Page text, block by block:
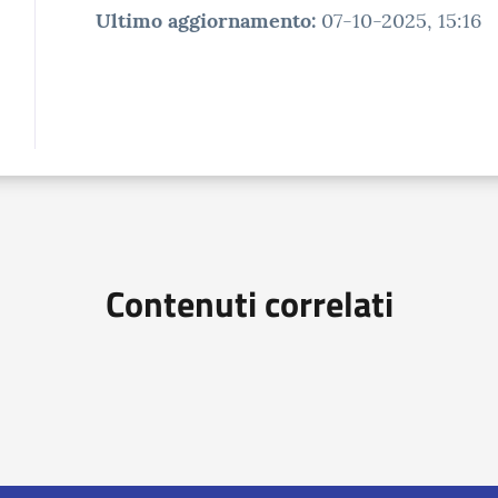
Ultimo aggiornamento: 07-10-2025, 15:16
Contenuti correlati